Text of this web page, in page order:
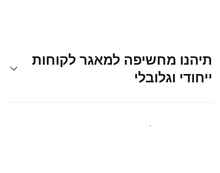
תיהנו מחשיפה למאגר לקוחות
ייחודי וגלובלי
קבלו חשיפה בפני אורחים חדשים